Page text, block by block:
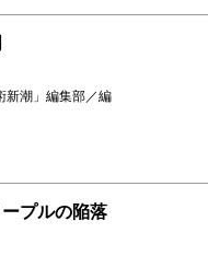
新潮」編集部／編
プルの陥落